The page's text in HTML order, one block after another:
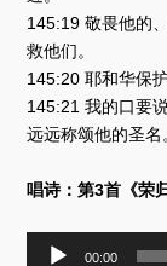
145:19 敬畏他的
救他们。
145:20 耶和华保
145:21 我的口要
远远称颂他的圣名
唱诗：第3首《荣
00:00